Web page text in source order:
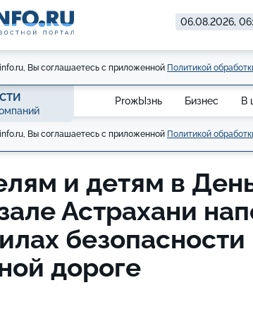
06.08.2026,
Вы соглашаетесь с приложенной Политикой
ProжЫзнь Бизнес В
Вы соглашаетесь с приложенной Политикой
и детям в
Астрахани
безопасности
дороге